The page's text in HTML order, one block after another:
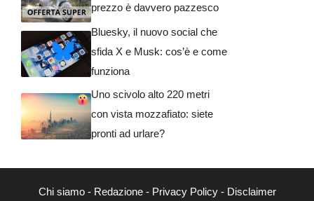
prezzo è davvero pazzesco
Bluesky, il nuovo social che
sfida X e Musk: cos’è e come
funziona
Uno scivolo alto 220 metri
con vista mozzafiato: siete
pronti ad urlare?
Chi siamo- Redazione- Privacy Policy- Disclaimer